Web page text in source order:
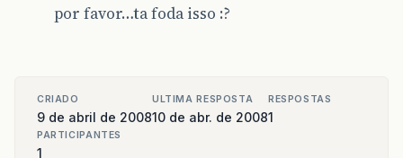
por favor…ta foda isso :?
CRIADO
9 de abril de 2008
ULTIMA RESPOSTA
10 de abr. de 2008
RESPOSTAS
1
PARTICIPANTES
1